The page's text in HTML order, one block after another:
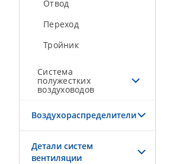
Отвод
Переход
Тройник
Система
полужестких
воздуховодов
Воздухораспределители
Детали систем
вентиляции